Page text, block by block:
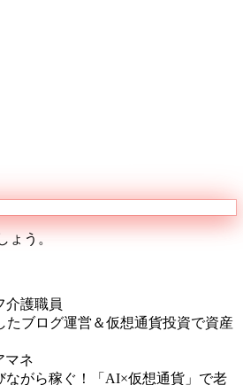
ょう。
介護職員
たブログ運営＆仮想通貨投資で資産
マネ
ながら稼ぐ！「AI×仮想通貨」で老